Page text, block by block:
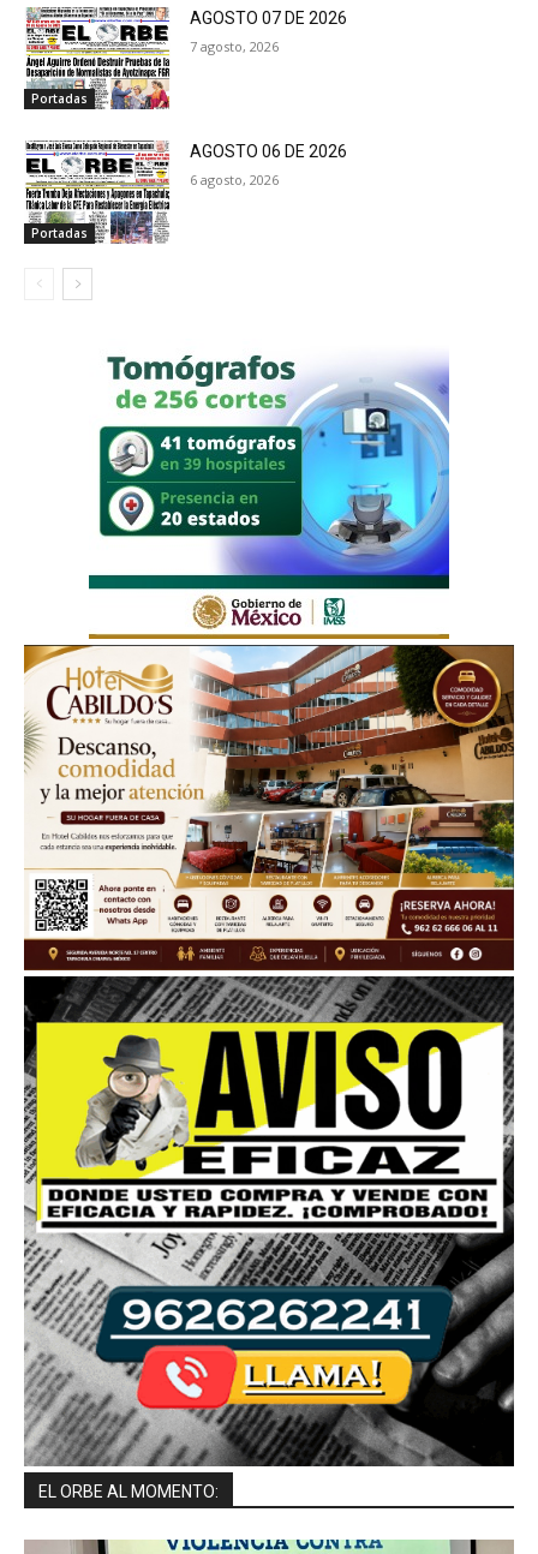
Portadas
AGOSTO 07 DE 2026
7 agosto, 2026
Portadas
AGOSTO 06 DE 2026
6 agosto, 2026
EL ORBE AL MOMENTO: